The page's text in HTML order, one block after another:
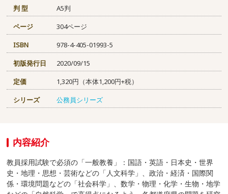
判 型
A5判
ページ
304ページ
ISBN
978-4-405-01993-5
初版発行日
2020/09/15
定価
1,320円（本体1,200円+税）
シリーズ
公務員シリーズ
内容紹介
教員採用試験で必須の「一般教養」：国語・英語・日本史・世界
史・地理・思想・芸術などの「人文科学」、政治・経済・国際関
係・環境問題などの「社会科学」、数学・物理・化学・生物・地学